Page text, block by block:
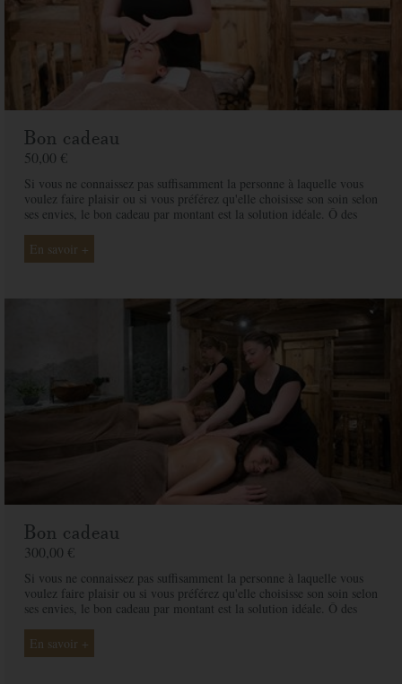
Code postal
Ville*
*
Message
Offert à
De la part de
Commandez votre bon cadeau maintenant et recevez-le par mail sous 1 à 3
jours ouvrés
PAYER
Bon cadeau
50,00 €
Si vous ne connaissez pas suffisamment la personne à laquelle vous
voulez faire plaisir ou si vous préférez qu'elle choisisse son soin selon
ses envies, le bon cadeau par montant est la solution idéale. Ô des
proche et ainsi rendre ce moment exceptionnel.
En savoir +
Bon cadeau
300,00 €
Si vous ne connaissez pas suffisamment la personne à laquelle vous
voulez faire plaisir ou si vous préférez qu'elle choisisse son soin selon
ses envies, le bon cadeau par montant est la solution idéale. Ô des
proche et ainsi rendre ce moment exceptionnel.
En savoir +